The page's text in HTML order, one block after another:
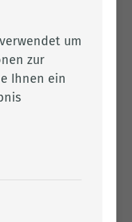
Die Deutsche
über die
um
zur
Ihnen ein